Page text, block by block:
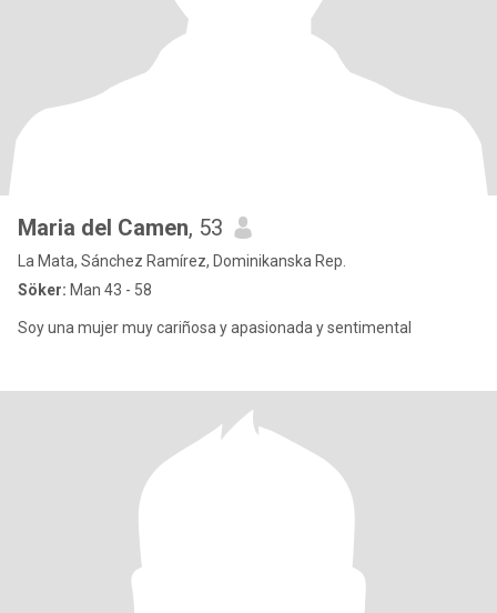
Maria del Camen, 53
La Mata, Sánchez Ramírez, Dominikanska Rep.
Söker: Man 43 - 58
Soy una mujer muy cariñosa y apasionada y sentimental